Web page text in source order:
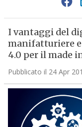
I vantaggi del
manifatturiere
4.0 per il made
Pubblicato il 24 Apr